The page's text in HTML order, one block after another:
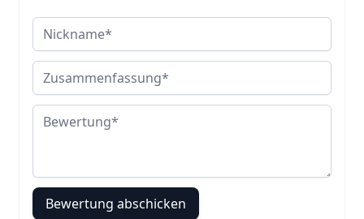
Nickname
Zusammenfassung
Bewertung
Bewertung abschicken